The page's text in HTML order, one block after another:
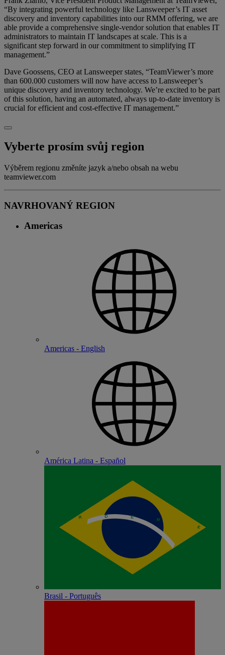
“By integrating powerful technology like Lansweeper’s IT asset
discovery and inventory capabilities into our RMM offering, we are
able provide a comprehensive single-vendor solution that enables IT
administrators to maintain IT landscapes at scale. This is a
significant step forward in our commitment to simplifying IT
management.”
Dave Goossens, CEO at Lansweeper states, “TeamViewer’s more
than 600.000 customers will now have access to Lansweeper’s
unique discovery and inventory technology. We’re excited to be part
of this solution, having an automated, always up-to-date inventory is
crucial for efficient and cost-effective IT management.”
Vyberte prosím svůj region
Výběrem regionu změníte jazyk a/nebo obsah na webu
teamviewer.com
NAVRHOVANÝ REGION
Americas
Americas - English
América Latina - Español
Brasil - Português